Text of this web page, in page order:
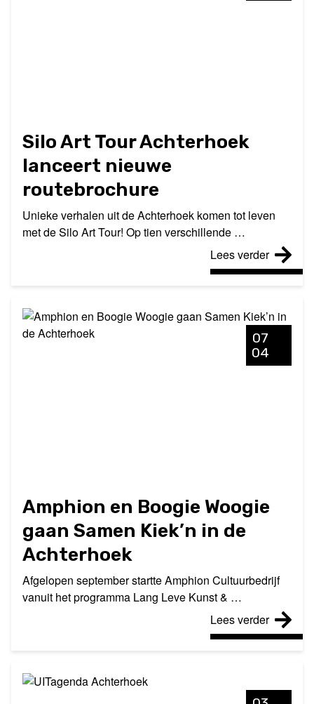
Silo Art Tour Achterhoek
lanceert nieuwe
routebrochure
Unieke verhalen uit de Achterhoek komen tot leven
met de Silo Art Tour! Op tien verschillende …
Lees verder
07
04
Amphion en Boogie Woogie
gaan Samen Kiek’n in de
Achterhoek
Afgelopen september startte Amphion Cultuurbedrijf
vanuit het programma Lang Leve Kunst & …
Lees verder